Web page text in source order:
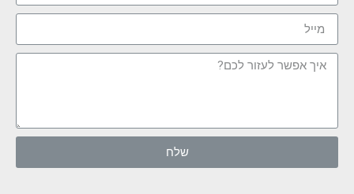
שלח